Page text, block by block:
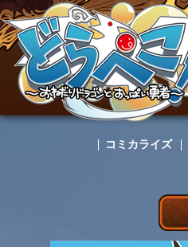
コミカライズ